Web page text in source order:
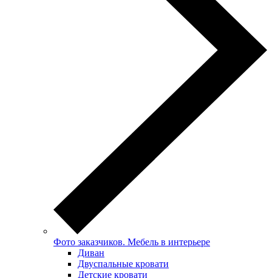
Фото заказчиков. Мебель в интерьере
Диван
Двуспальные кровати
Детские кровати